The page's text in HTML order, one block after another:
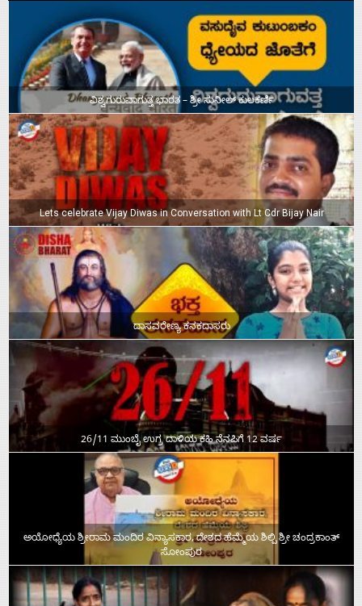
ವಿಶ್ವಗುರುವಾಗುತ್ತ ಭಾರತ – ಶ್ರೀ ಸುನೀಲ್‌ ಕುಲಕರ್ಣಿ
Lets celebrate Vijay Diwas in Conversation with Lt Cdr Bijay Nair
ದಾಸವರೇಣ್ಯ ಕನಕದಾಸರು
26/11 ಮುಂಬೈ ಉಗ್ರ ದಾಳಿಯ ಕಹಿ ನೆನಪಿಗೆ 12 ವರ್ಷ
ಅಯೋಧ್ಯೆಯ ಶ್ರೀರಾಮ ಮಂದಿರ ವಿನ್ಯಾಸಕಾರ, ದೇಶದ ಹೆಮ್ಮೆಯ ಶಿಲ್ಪಿ ಶ್ರೀ ಚಂದ್ರಕಾಂತ್‌
ಸೋಂಪುರ